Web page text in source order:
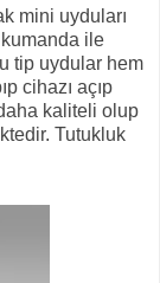
mini uyduları
ile
tip uydular hem
cihazı açıp
kaliteli olup
Tutukluk